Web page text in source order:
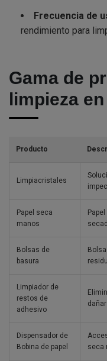
Frecuencia de
rendimiento para
Gama de
limpieza
Producto
Limpiacristales
Papel seca
manos
Bolsas de
basura
Limpiador de
restos de
adhesivo
Dispensador de
Bobina de papel
seca